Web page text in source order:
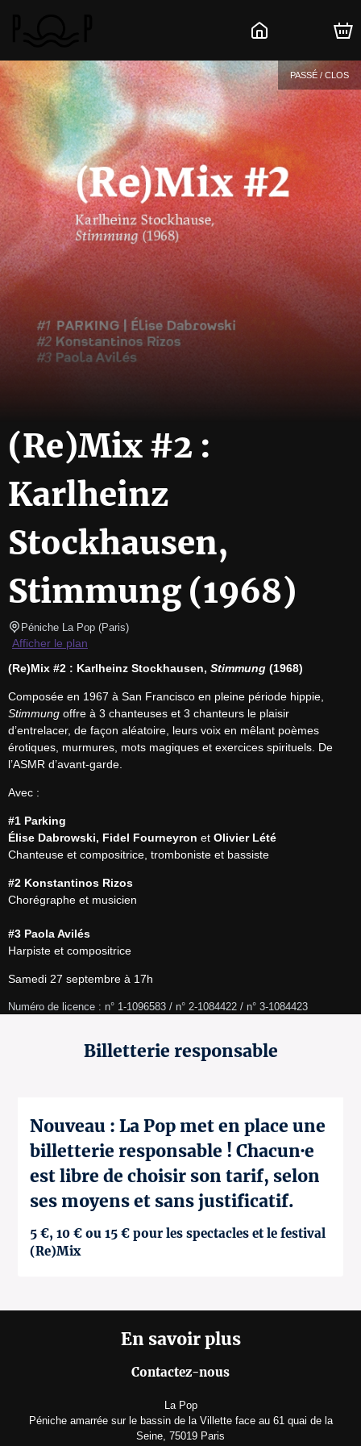
PASSÉ / CLOS
(Re)Mix #2 :
Karlheinz
Stockhausen,
Stimmung (1968)
Péniche La Pop (Paris)
Afficher le plan
(Re)Mix #2 : Karlheinz Stockhausen, Stimmung (1968)
Stimmung offre à 3 chanteuses et 3 chanteurs le plaisir
d’entrelacer, de façon aléatoire, leurs voix en mêlant poèmes
érotiques, murmures, mots magiques et exercices spirituels. De
l’ASMR d’avant-garde.
Avec :
#1 Parking
Élise Dabrowski, Fidel Fourneyron et Olivier Lété
Chanteuse et compositrice, tromboniste et bassiste
#2 Konstantinos Rizos
Chorégraphe et musicien
#3 Paola Avilés
Harpiste et compositrice
Samedi 27 septembre à 17h
Numéro de licence : n° 1-1096583 / n° 2-1084422 / n° 3-1084423
Billetterie responsable
Nouveau : La Pop met en place une
billetterie responsable ! Chacun·e
est libre de choisir son tarif, selon
ses moyens et sans justificatif.
5 €, 10 € ou 15 € pour les spectacles et le festival
(Re)Mix
En savoir plus
Contactez-nous
La Pop
Péniche amarrée sur le bassin de la Villette face au 61 quai de la
Seine, 75019 Paris